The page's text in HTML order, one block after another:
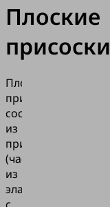
Плоские
присоски
Плоские
присоски
состоят
из
присосок
(часть
из
эластомера)